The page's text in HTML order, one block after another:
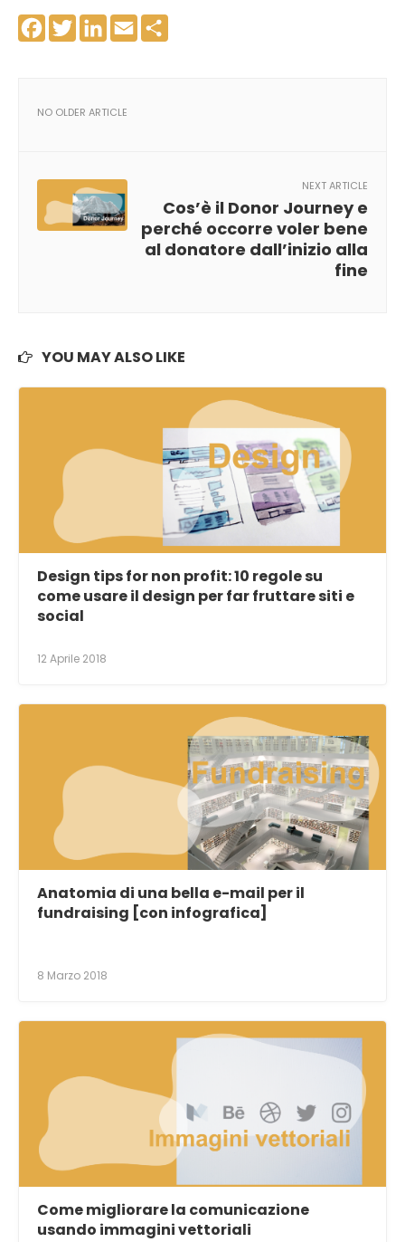
Facebook
Twitter
LinkedIn
Email
NO OLDER ARTICLE
NEXT ARTICLE
Cos’è il Donor Journey e
perché occorre voler bene
al donatore dall’inizio alla
fine
YOU MAY ALSO LIKE
Design tips for non profit: 10 regole su
come usare il design per far fruttare siti e
social
12 Aprile 2018
Anatomia di una bella e-mail per il
fundraising [con infografica]
8 Marzo 2018
Come migliorare la comunicazione
usando immagini vettoriali